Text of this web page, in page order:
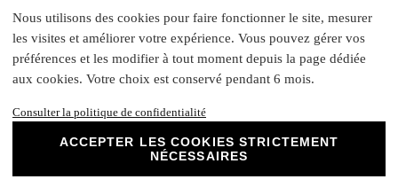
parfait pour des faire-part de mariage, des
invitations d'anniversaire, des cartes de
remerciements et bien plus encore. Optez
pour ce papier de haute qualité pour un
résultat impeccable qui ravira vos invités et
spéciaux. Laissez libre cours à votre
créativité et personnalisez nos papiers Mat
Supérieur pour créer des souvenirs uniques
et inoubliables.
Nous utilisons des cookies pour faire fonctionner le site, mesurer
les visites et améliorer votre expérience. Vous pouvez gérer vos
préférences et les modifier à tout moment depuis la page dédiée
aux cookies. Votre choix est conservé pendant 6 mois.
Consulter la politique de confidentialité
ACCEPTER LES COOKIES STRICTEMENT
NÉCESSAIRES